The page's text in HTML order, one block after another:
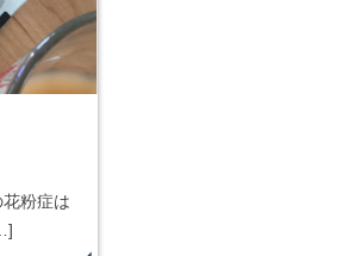
粉症は